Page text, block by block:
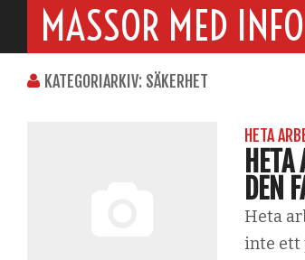
MASSOR MED
KATEGORIARKIV: SÄKERHET
HETA
DEN
Heta
inte ett